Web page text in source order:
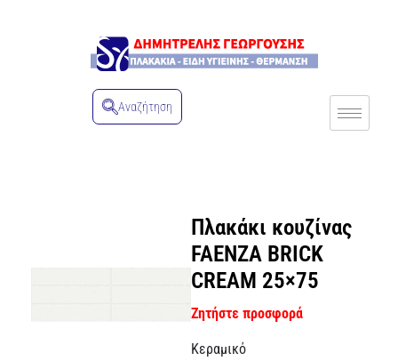
Αναζήτηση
Πλακάκι κουζίνας
FAENZA BRICK
CREAM 25×75
Ζητήστε προσφορά
Κεραμικό